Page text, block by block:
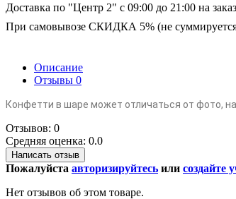
Доставка по "Центр 2" с 09:00 до 21:00 на
При самовывозе СКИДКА 5% (не
Описание
Отзывы 0
Конфетти в шаре может отличаться от фото,
Отзывов: 0
Средняя оценка: 0.0
Написать отзыв
Пожалуйста авторизируйтесь или создайте
Нет отзывов об этом товаре.